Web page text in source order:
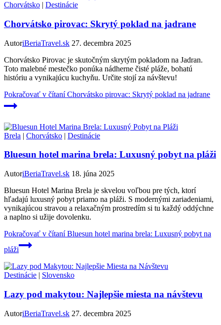
Chorvátsko | Destinácie
Chorvátsko pirovac: Skrytý poklad na jadrane
AutoriBeriaTravel.sk 27. decembra 2025
Chorvátsko Pirovac je skutočným skrytým pokladom na Jadran.
Toto malebné mestečko ponúka nádherne čisté pláže, bohatú
históriu a vynikajúcu kuchyňu. Určite stojí za návštevu!
Pokračovať v čítaníChorvátsko pirovac: Skrytý poklad na jadrane
Brela | Chorvátsko | Destinácie
Bluesun hotel marina brela: Luxusný pobyt na pláži
AutoriBeriaTravel.sk 18. júna 2025
Bluesun Hotel Marina Brela je skvelou voľbou pre tých, ktorí
hľadajú luxusný pobyt priamo na pláži. S modernými zariadeniami,
vynikajúcou stravou a relaxačným prostredím si tu každý oddýchne
a naplno si užije dovolenku.
Pokračovať v čítaníBluesun hotel marina brela: Luxusný pobyt na
pláži
Destinácie | Slovensko
Lazy pod makytou: Najlepšie miesta na návštevu
AutoriBeriaTravel.sk 27. decembra 2025